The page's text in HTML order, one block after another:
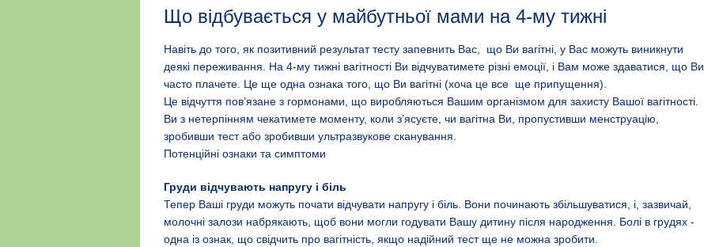
Що відбувається у майбутньої мами на 4-му тижні
Навіть до того, як позитивний результат тесту запевнить Вас, що Ви вагітні, у Вас можуть виникнути
деякі переживання. На 4-му тижні вагітності Ви відчуватимете різні емоції, і Вам може здаватися, що Ви
часто плачете. Це ще одна ознака того, що Ви вагітні (хоча це все ще припущення).
Це відчуття пов’язане з гормонами, що виробляються Вашим організмом для захисту Вашої вагітності.
Ви з нетерпінням чекатимете моменту, коли з’ясуєте, чи вагітна Ви, пропустивши менструацію,
зробивши тест або зробивши ультразвукове сканування.
Потенційні ознаки та симптоми
Груди відчувають напругу і біль
Тепер Ваші груди можуть почати відчувати напругу і біль. Вони починають збільшуватися, і, зазвичай,
молочні залози набрякають, щоб вони могли годувати Вашу дитину після народження. Болі в грудях -
одна із ознак, що свідчить про вагітність, якщо надійний тест ще не можна зробити.